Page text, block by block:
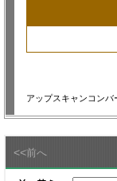
アップスキャンコン
<<前へ